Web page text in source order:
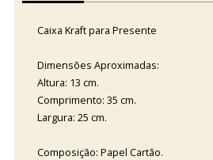
Caixa Kraft para Presente
Dimensões Aproximadas:
Altura: 13 cm.
Comprimento: 35 cm.
Largura: 25 cm.
Composição: Papel Cartão.